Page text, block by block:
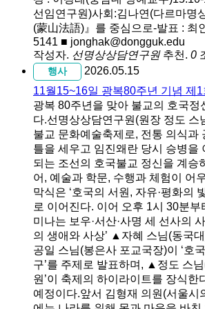
선임연구원)사회:김나연(다르마명
(蒙山法語)』를 중심으로-발표 :
5141 ■ jonghak@dongguk.edu
작성자. 선명상상담연구원 추천. 0
행사
2026.05.15
11월15~16일 광복80주년 기념 제
광복 80주년을 맞아 불교의 호국
다.선명상상담연구원(원장 정도
불교 문화예술축제로, 전통 의식과
틀을 세우고 임진왜란 당시 승병을
되는 조선의 호국불교 정신을 계승
어, 예술과 학문, 수행과 체험이 어
막식은 ‘호국의 서원, 자유·평화의
로 이어진다. 이어 오후 1시 30분
미나는 보우·서산·사명 세 선사의
의 생애와 사상’ ▲자혜 스님(동국
공일 스님(봉은사 포교국장)이 ‘호
구’를 주제로 발표하며, ▲정도 스
원’이 축제의 하이라이트를 장식
예정이다.앞서 김형재 의원(서울시